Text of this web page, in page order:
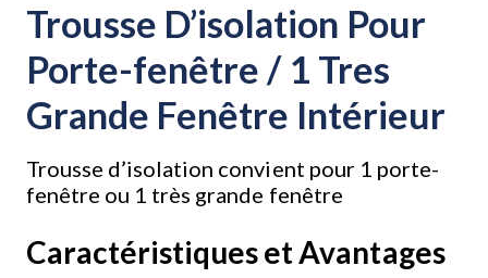
Trousse D’isolation Pour
Porte-fenêtre / 1 Tres
Grande Fenêtre Intérieur
Trousse d’isolation convient pour 1 porte-
fenêtre ou 1 très grande fenêtre
Caractéristiques et Avantages